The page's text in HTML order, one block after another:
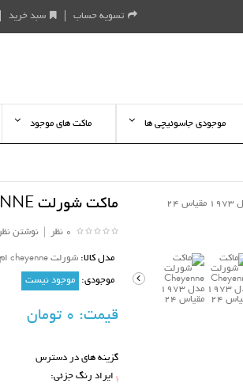
سبد خرید تسویه حساب
موجودی جاسوئیچی ها ماکت های موجود
ماکت شورلت CHEYENNE مدل 1973 مقیاس 24
0 نظر |نوشتن نظر
مدل کالا: شورلت cheyenne ام تو سبز
موجودی: موجود نیست
قیمت:
گزینه های در دسترس
* ایراد رنگ جزئی: